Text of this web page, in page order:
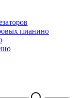
пианино